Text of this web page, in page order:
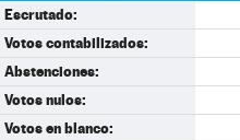
Escrutado:
Votos contabilizados:
Abstenciones:
Votos nulos:
Votos en blanco: